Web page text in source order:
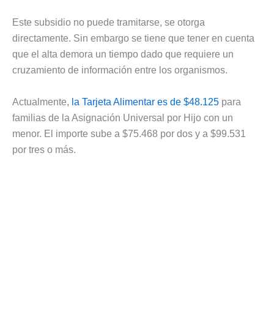
Este subsidio no puede tramitarse, se otorga
directamente. Sin embargo se tiene que tener en cuenta
que el alta demora un tiempo dado que requiere un
cruzamiento de información entre los organismos.
Actualmente, la Tarjeta Alimentar es de $48.125 para
familias de la Asignación Universal por Hijo con un
menor. El importe sube a $75.468 por dos y a $99.531
por tres o más.